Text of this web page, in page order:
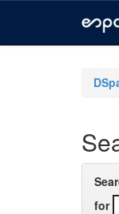
for